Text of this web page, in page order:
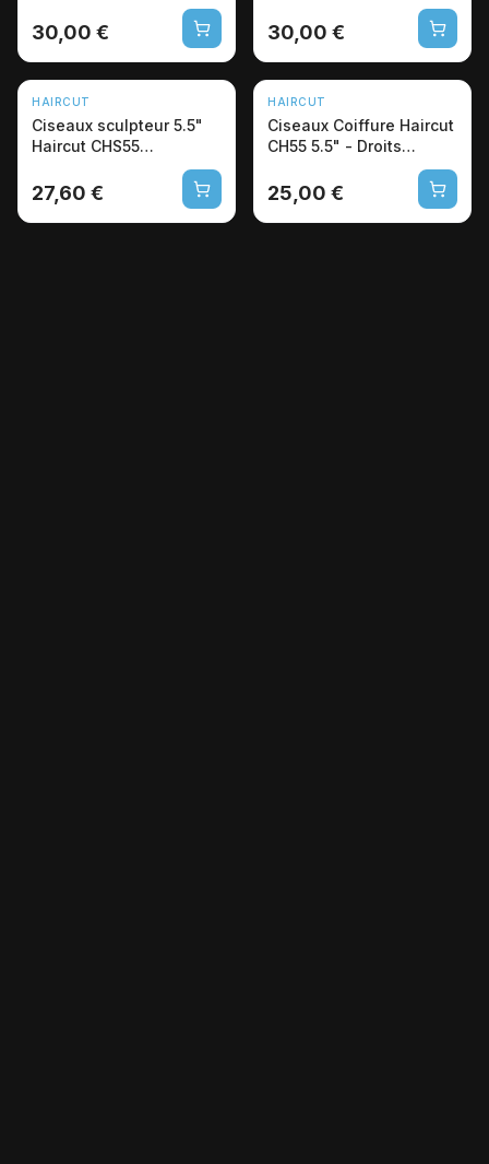
30,00 € 30,00 €
HAIRCUT
Ciseaux sculpteur 5.5"
Haircut CHS55
professionnel 36 dents
27,60 €
HAIRCUT
Ciseaux Coiffure Haircut
CH55 5.5" - Droits
25,00 €